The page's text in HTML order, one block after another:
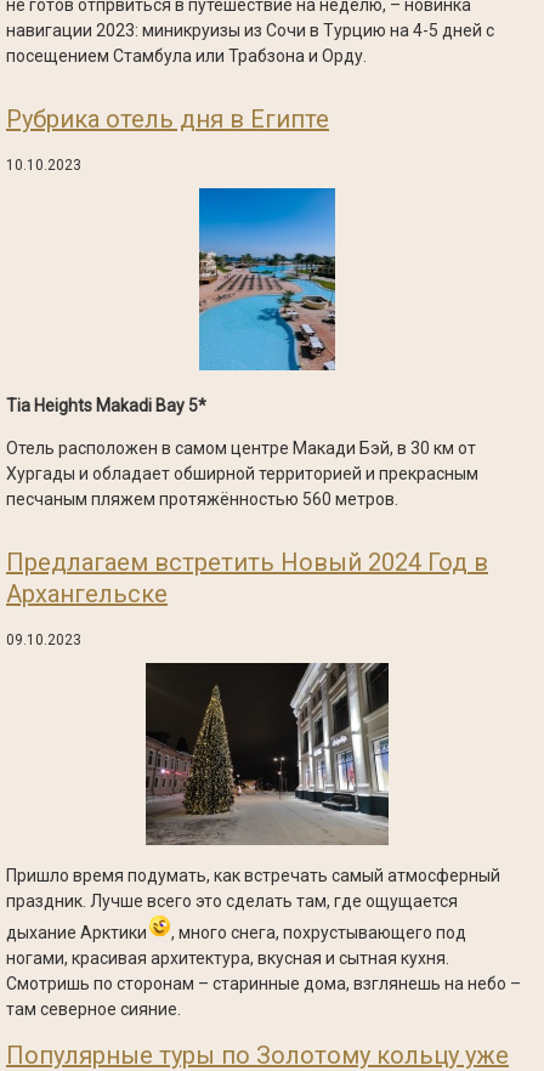
не готов отпрвиться в путешествие на неделю, – новинка
навигации 2023: миникруизы из Сочи в Турцию на 4-5 дней с
посещением Стамбула или Трабзона и Орду.
Рубрика отель дня в Египте
10.10.2023
Tia Heights Makadi Bay 5*
Отель расположен в самом центре Макади Бэй, в 30 км от
Хургады и обладает обширной территорией и прекрасным
песчаным пляжем протяжённостью 560 метров.
Предлагаем встретить Новый 2024 Год в
Архангельске
09.10.2023
Пришло время подумать, как встречать самый атмосферный
праздник. Лучше всего это сделать там, где ощущается
дыхание Арктики
, много снега, похрустывающего под
ногами, красивая архитектура, вкусная и сытная кухня.
Смотришь по сторонам – старинные дома, взглянешь на небо –
там северное сияние.
Популярные туры по Золотому кольцу уже